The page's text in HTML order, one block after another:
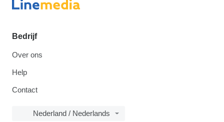
Bedrijf
Over ons
Help
Contact
Nederland / Nederlands